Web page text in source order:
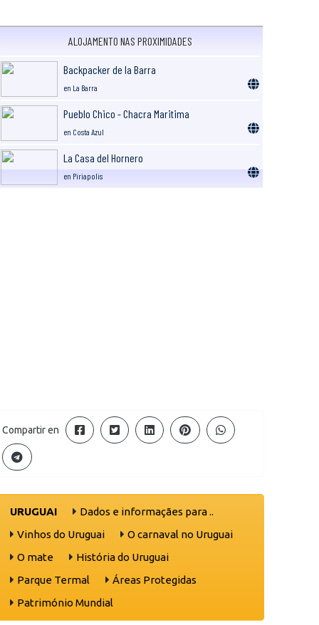
ALOJAMENTO NAS PROXIMIDADES
Backpacker de la Barra
en La Barra
Pueblo Chico - Chacra Maritima
en Costa Azul
La Casa del Hornero
en Piriapolis
Compartir en
URUGUAI
Dados e informaçães para ..
Vinhos do Uruguai
O carnaval no Uruguai
O mate
História do Uruguai
Parque Termal
Áreas Protegidas
Património Mundial